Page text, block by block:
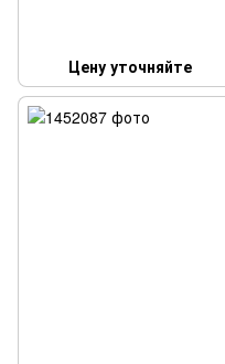
Цену уточняйте